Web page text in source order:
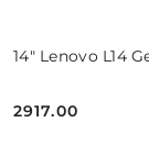
14" Lenovo L14
Cena:
2917.00